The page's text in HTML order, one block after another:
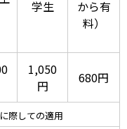
学生
から有
料）
1,050
円
680円
際しての適用